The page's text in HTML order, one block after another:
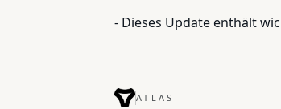
- Dieses Update enthält
ATLAS